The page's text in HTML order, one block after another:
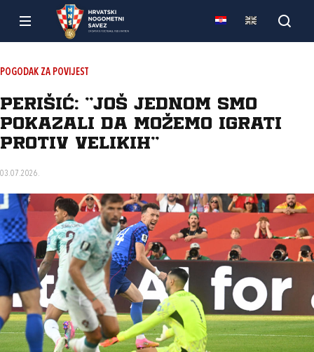
POGODAK ZA POVIJEST
Perišić: “Još jednom smo
pokazali da možemo igrati
protiv velikih“
03.07.2026.